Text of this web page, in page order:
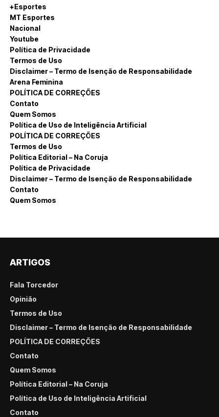
+Esportes
MT Esportes
Nacional
Youtube
Política de Privacidade
Termos de Uso
Disclaimer – Termo de Isenção de Responsabilidade
Arena Feminina
POLÍTICA DE CORREÇÕES
Contato
Quem Somos
Política de Uso de Inteligência Artificial
POLÍTICA DE CORREÇÕES
Termos de Uso
Política Editorial – Na Coruja
Política de Privacidade
Disclaimer – Termo de Isenção de Responsabilidade
Contato
Quem Somos
ARTIGOS
Fala Torcedor
Opinião
Termos de Uso
Disclaimer – Termo de Isenção de Responsabilidade
POLÍTICA DE CORREÇÕES
Contato
Quem Somos
Política Editorial – Na Coruja
Política de Uso de Inteligência Artificial
Contato